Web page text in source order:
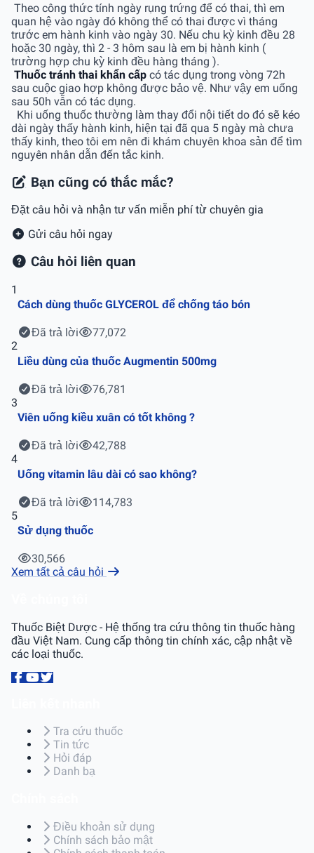
Theo công thức tính ngày rụng trứng để có thai, thì em
quan hệ vào ngày đó không thể có thai được vì tháng
trước em hành kinh vào ngày 30. Nếu chu kỳ kinh đều 28
hoặc 30 ngày, thì 2 - 3 hôm sau là em bị hành kinh (
trường hợp chu kỳ kinh đều hàng tháng ).
Thuốc tránh thai khẩn cấp có tác dụng trong vòng 72h
sau cuộc giao hợp không được bảo vệ. Như vậy em uống
sau 50h vẫn có tác dụng.
Khi uống thuốc thường làm thay đổi nội tiết do đó sẽ kéo
dài ngày thấy hành kinh, hiện tại đã qua 5 ngày mà chưa
thấy kinh, theo tôi em nên đi khám chuyên khoa sản để tìm
nguyên nhân dẫn đến tắc kinh.
Bạn cũng có thắc mắc?
Đặt câu hỏi và nhận tư vấn miễn phí từ chuyên gia
Gửi câu hỏi ngay
Câu hỏi liên quan
1
Cách dùng thuốc GLYCEROL để chống táo bón
Đã trả lời
77,072
2
Liều dùng của thuốc Augmentin 500mg
Đã trả lời
76,781
3
Viên uống kiều xuân có tốt không ?
Đã trả lời
42,788
4
Uống vitamin lâu dài có sao không?
Đã trả lời
114,783
5
Sử dụng thuốc
30,566
Xem tất cả câu hỏi
Thuốc Biệt Dược - Hệ thống tra cứu thông tin thuốc hàng
đầu Việt Nam. Cung cấp thông tin chính xác, cập nhật về
các loại thuốc.
Tra cứu thuốc
Tin tức
Hỏi đáp
Danh bạ
Điều khoản sử dụng
Chính sách bảo mật